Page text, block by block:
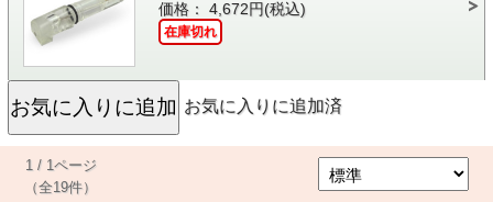
価格： 4,672円(税込)
在庫切れ
お気に入りに追加済
1 / 1ページ
（全19件）